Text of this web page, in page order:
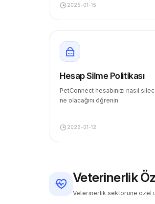
2025-01-15
Hesap Silme Politikası
PetConnect hesabınızı nasıl
ne olacağını öğrenin
2026-01-12
Veterinerlik
Veterinerlik sektörüne özel